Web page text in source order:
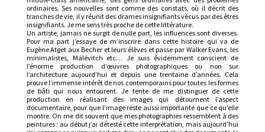
ordinaires. Ses nouvelles sont comme des constats, où il décrit des
tranches de vie, il y réunit des drames insignifiants vécus par des êtres
insignifiants. Je me sens très proche de cette littérature.
Un artiste, jamais ne surgit de nulle part, les influences sont diverses.
Pour ma part j’essaye de m’inscrire dans cette histoire qui va de
Eugène Atget aux Becher et leurs élèves et passe par Walker Evans, les
minimalistes, Malévitch etc… Je suis évidemment conscient de
l’énorme production d’œuvres photographiques ou non sur
l’architecture aujourd’hui et depuis une trentaine d’années. Cela
prouve l’immense intérêt de nos contemporains pour toutes les formes
de bâti qui nous entourent. Je tente de me distinguer de cette
production en réalisant des images qui détournent l’aspect
documentaire, pour que l’image reste aussi importante que ce qu’elle
montre. On me dit souvent que mes photographies ressemblent à des
peintures : au début j’ai détesté cette interprétation, mais aujourd’hui